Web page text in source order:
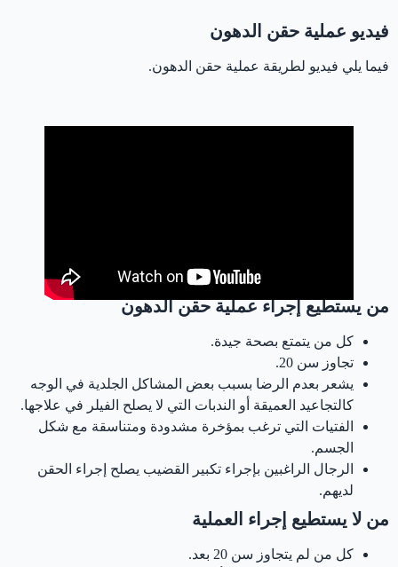
فيديو عملية حقن الدهون
فيما يلي فيديو لطريقة عملية حقن الدهون.
من يستطيع إجراء عملية حقن الدهون
كل من يتمتع بصحة جيدة.
تجاوز سن 20.
يشعر بعدم الرضا بسبب بعض المشاكل الجلدية في الوجه
كالتجاعيد العميقة أو الندبات التي لا يصلح الفيلر في علاجها.
الفتيات التي ترغب بمؤخرة مشدودة ومتناسقة مع شكل
الجسم.
الرجال الراغبين بإجراء تكبير القضيب يصلح إجراء الحقن
لديهم.
من لا يستطيع إجراء العملية
كل من لم يتجاوز سن 20 بعد.